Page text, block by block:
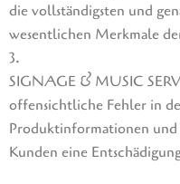
die vollständigsten und
wesentlichen Merkmale
3.
SIGNAGE & MUSIC
offensichtliche Fehler in
Produktinformationen
Kunden eine